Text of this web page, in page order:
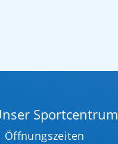
Sportcentrum
Öffnungszeiten